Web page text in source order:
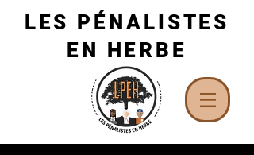
LES PÉNALISTES
EN HERBE